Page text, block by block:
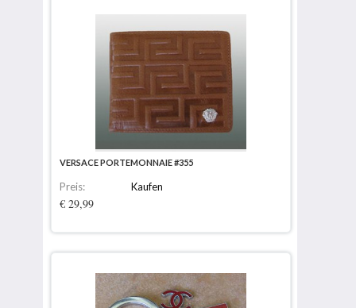
VERSACE PORTEMONNAIE #355
Preis:
€ 29,99
Kaufen